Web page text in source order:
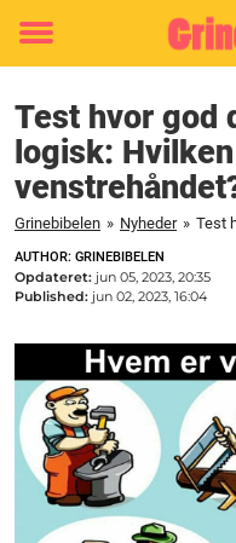
Toggle
Test hvor god
logisk:
Grinebibelen » Nyheder »
AUTHOR: GRINEBIBELEN
Opdateret: jun 05, 2023, 20:35
Published: jun 02, 2023, 16:04